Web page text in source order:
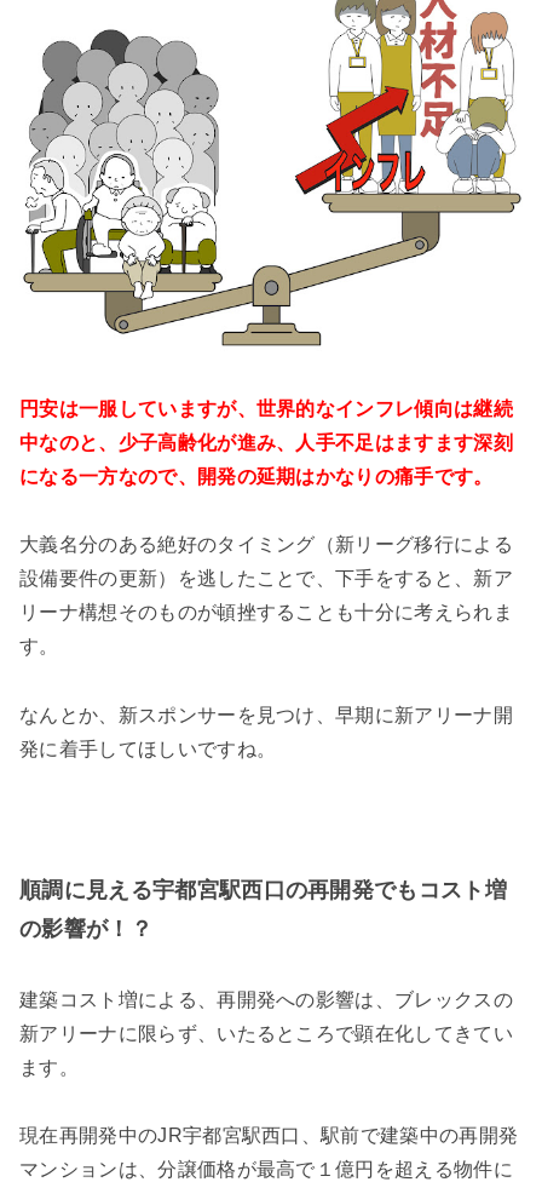
円安は一服していますが、世界的なインフレ傾向は継続
中なのと、少子高齢化が進み、
人手不足はますます深刻
になる一方なので、開発の延期はかなりの痛手です。
大義名分のある絶好のタイミング（新リーグ移行による
設備要件の更新）を逃したことで、下手をすると、新ア
リーナ構想そのものが頓挫することも十分に考えられま
す。
なんとか、新スポンサーを見つけ、早期に新アリーナ開
発に着手してほしいですね。
順調に見える宇都宮駅西口の再開発でもコスト増
の影響が！？
建築コスト増による、再開発への影響は、ブレックスの
新アリーナに限らず、いたるところで顕在化してきてい
ます。
現在再開発中のJR宇都宮駅西口、駅前で建築中の再開発
マンションは、分譲価格が最高で１億円を超える物件に